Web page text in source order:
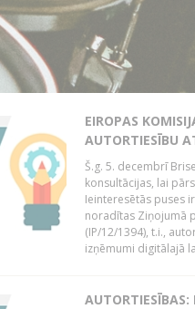
EIROPAS
AUTORTIESĪBU
Š.g. 5. decembrī
konsultācijas, lai
Ieinteresētās puses
noradītas Ziņojumā
(IP/12/1394), t.i.,
izņēmumi digitālajā
AUTORTIESĪBAS: